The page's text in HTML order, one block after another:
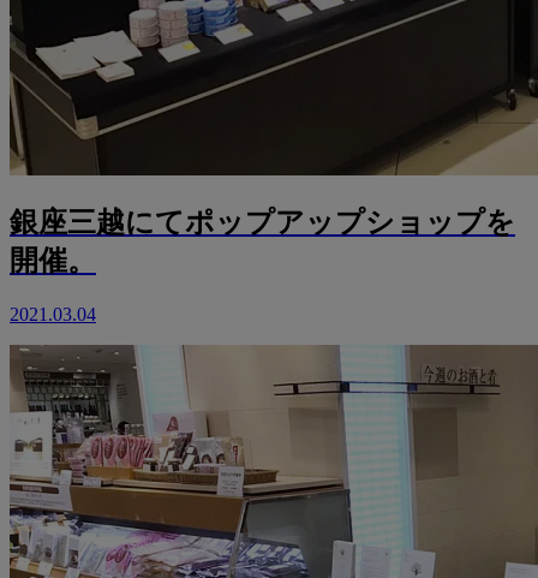
銀座三越にてポップアップショップを
開催。
2021.03.04